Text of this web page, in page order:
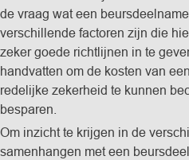
de vraag wat een
verschillende factoren zijn die
zeker goede richtlijnen in te
handvatten om de kosten van
redelijke zekerheid te kunnen
besparen.
Om inzicht te krijgen in de
samenhangen met een